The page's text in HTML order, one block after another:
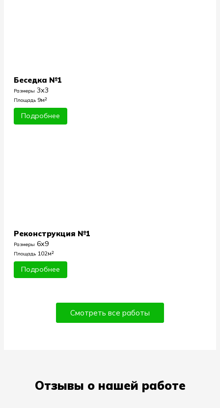
Беседка №1
Размеры 3х3
Площадь 9м²
Подробнее
Реконструкция №1
Размеры 6х9
Площадь 102м²
Подробнее
Смотреть все работы
Отзывы о нашей работе